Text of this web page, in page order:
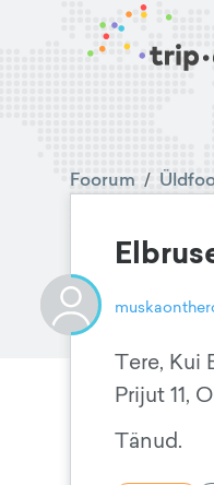
Foorum /
Tere, Kui
Prijut 11,
Tänud.